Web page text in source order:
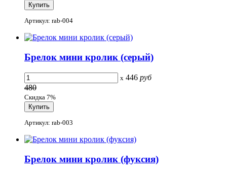
Артикул: rab-004
Брелок мини кролик (серый)
x 446 руб
480
Скидка 7%
Артикул: rab-003
Брелок мини кролик (фукcия)